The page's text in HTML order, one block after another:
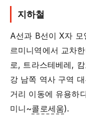
지하철
A선과 B선이 X자 모
르미니역에서 교차
로, 트라스테베레,
강 남쪽 역사 구역
거리 이동에 유용하
미니~콜로세움).